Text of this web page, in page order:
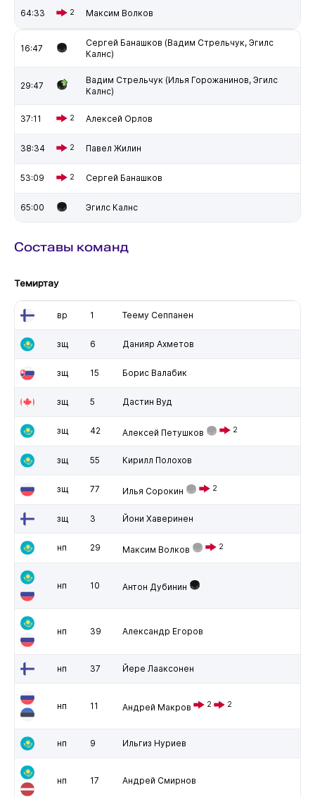
64:33 2 Максим Волков
16:47
Сергей Банашков (Вадим Стрельчук, Эгилс
Калнс)
29:47
Вадим Стрельчук (Илья Горожанинов, Эгилс
Калнс)
37:11 2 Алексей Орлов
38:34 2 Павел Жилин
53:09 2 Сергей Банашков
65:00 Эгилс Калнс
Составы команд
Темиртау
вр 1 Теему Сеппанен
зщ 6 Данияр Ахметов
зщ 15 Борис Валабик
зщ 5 Дастин Вуд
зщ 42 Алексей Петушков 2
зщ 55 Кирилл Полохов
зщ 77 Илья Сорокин 2
зщ 3 Йони Хаверинен
нп 29 Максим Волков 2
нп 10 Антон Дубинин
нп 39 Александр Егоров
нп 37 Йере Лааксонен
нп 11 Андрей Макров 2 2
нп 9 Ильгиз Нуриев
нп 17 Андрей Смирнов